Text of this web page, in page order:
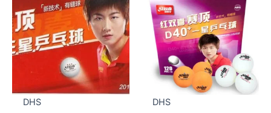
DHS DHS